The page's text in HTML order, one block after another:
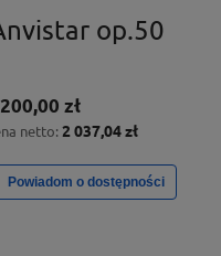
op.50
zł
netto: 2 037,04 zł
Powiadom o dostępności